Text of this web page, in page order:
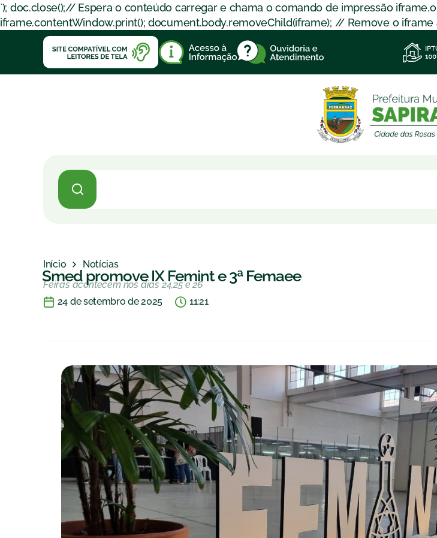
`); doc.close();// Espera o conteúdo carregar e chama o comando de impressão
iframe.contentWindow.print(); document.body.removeChild(iframe); // Remove o iframe
Início Notícias
Smed promove IX Femint e 3ª Femaee
Feiras acontecem nos dias 24,25 e 26
24 de setembro de 2025
11:21